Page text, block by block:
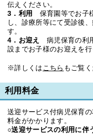
伝えください。
3．利用
保育園等でお子
し、診療所等にて受診後
す。
4．お迎え
病児保育の利
設までお子様のお迎えを行
※詳しくは こちら もご覧く
利用料金
送迎サービス付病児保育
料金がかかります。
○送迎サービスの利用に伴